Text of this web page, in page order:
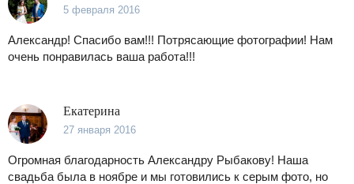
5 февраля 2016
Александр! Спасибо вам!!! Потрясающие фотографии! Нам
очень понравилась ваша работа!!!
Екатерина
27 января 2016
Огромная благодарность Александру Рыбакову! Наша
свадьба была в ноябре и мы готовились к серым фото, но